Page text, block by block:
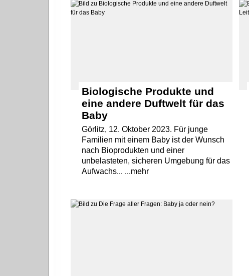
Biologische Produkte und
eine andere Duftwelt für das
Baby
Görlitz, 12. Oktober 2023. Für junge
Familien mit einem Baby ist der Wunsch
nach Bioprodukten und einer
unbelasteten, sicheren Umgebung für das
Aufwachs... ...mehr